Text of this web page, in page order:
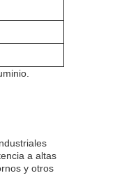
a altas
y otros